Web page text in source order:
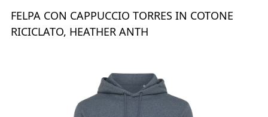
FELPA CON CAPPUCCIO TORRES IN COTONE
RICICLATO, HEATHER ANTH